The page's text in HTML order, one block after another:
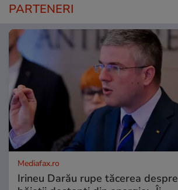
PARTENERI
Mediafax.ro
Irineu Darău rupe tăcerea despre